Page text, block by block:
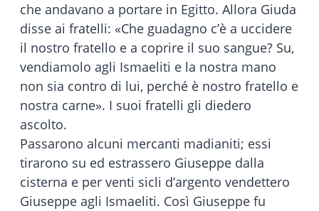
che andavano a portare in Egitto. Allora Giuda
disse ai fratelli: «Che guadagno c’è a uccidere
il nostro fratello e a coprire il suo sangue? Su,
vendiamolo agli Ismaeliti e la nostra mano
non sia contro di lui, perché è nostro fratello e
nostra carne». I suoi fratelli gli diedero
ascolto.
Passarono alcuni mercanti madianiti; essi
tirarono su ed estrassero Giuseppe dalla
cisterna e per venti sicli d’argento vendettero
Giuseppe agli Ismaeliti. Così Giuseppe fu